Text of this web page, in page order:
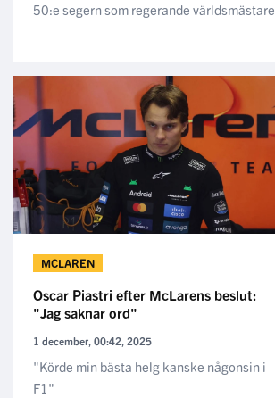
50:e segern som regerande världsmästare
MCLAREN
Oscar Piastri efter McLarens beslut:
"Jag saknar ord"
1 december, 00:42, 2025
"Körde min bästa helg kanske någonsin i
F1"